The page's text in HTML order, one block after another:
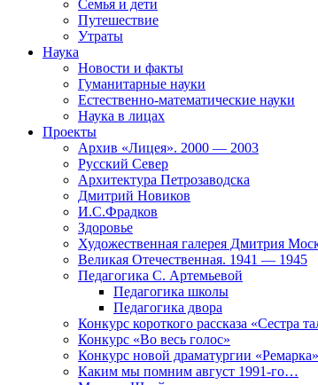
Семья и дети
Путешествие
Утраты
Наука
Новости и факты
Гуманитарные науки
Естественно-математические науки
Наука в лицах
Проекты
Архив «Лицея». 2000 — 2003
Русский Север
Архитектура Петрозаводска
Дмитрий Новиков
И.С.Фрадков
Здоровье
Художественная галерея Дмитрия
Великая Отечественная. 1941 — 1945
Педагогика С. Артемьевой
Педагогика школы
Педагогика двора
Конкурс короткого рассказа «Сестра
Конкурс «Во весь голос»
Конкурс новой драматургии «Ремарка»
Каким мы помним август 1991-го…